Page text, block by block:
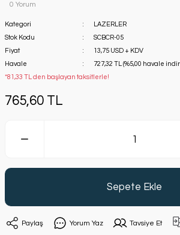
0 Yorum
Kategori
LAZERLER
Stok Kodu
SCBCR-05
Fiyat
13,75 USD + KDV
Havale
727,32 TL (%5,00 havale
*81,33 TL den başlayan taksitlerle!
765,60 TL
Sepete Ekle
Paylaş Yorum Yaz Tavsiye Et